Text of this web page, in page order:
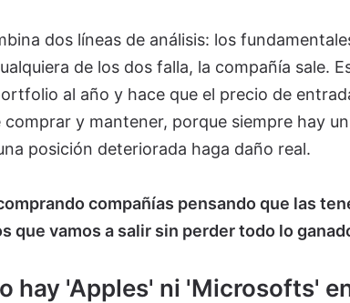
dos líneas de análisis: los
de los dos falla, la compañía sale.
al año y hace que el precio de
comprar y mantener, porque siempre hay
posición deteriorada haga daño real.
compañías pensando que las
que vamos a salir sin perder todo lo
hay 'Apples' ni 'Microsofts'